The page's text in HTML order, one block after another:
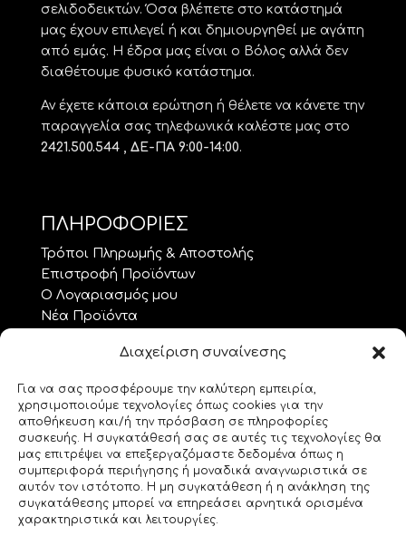
Διαχείριση συναίνεσης
Για να σας προσφέρουμε την καλύτερη εμπειρία,
χρησιμοποιούμε τεχνολογίες όπως cookies για την
αποθήκευση και/ή την πρόσβαση σε πληροφορίες
συσκευής. Η συγκατάθεσή σας σε αυτές τις τεχνολογίες θα
μας επιτρέψει να επεξεργαζόμαστε δεδομένα όπως η
συμπεριφορά περιήγησης ή μοναδικά αναγνωριστικά σε
αυτόν τον ιστότοπο. Η μη συγκατάθεση ή η ανάκληση της
συγκατάθεσης μπορεί να επηρεάσει αρνητικά ορισμένα
χαρακτηριστικά και λειτουργίες.
σελιδοδεικτών. Όσα βλέπετε στο κατάστημά
μας έχουν επιλεγεί ή και δημιουργηθεί με αγάπη
από εμάς. Η έδρα μας είναι ο Βόλος αλλά δεν
διαθέτουμε φυσικό κατάστημα.
Αν έχετε κάποια ερώτηση ή θέλετε να κάνετε την
παραγγελία σας τηλεφωνικά καλέστε μας στο
2421.500.544 , ΔΕ-ΠΑ 9:00-14:00.
ΠΛΗΡΟΦΟΡΙΕΣ
Τρόποι Πληρωμής & Αποστολής
Επιστροφή Προϊόντων
Ο Λογαριασμός μου
Νέα Προϊόντα
Όροι Χρήσης – GDPR
ΘΕΜΑΤΑ.. ΤΕΧΝΗΣ
Custom Made
Gemstones
Morse Code
Origami